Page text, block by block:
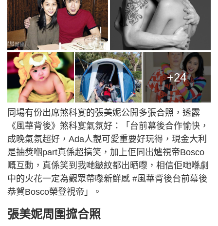
+24
同場有份出席煞科宴的張美妮公開多張合照，透露
《風華背後》煞科宴氣氛好：「台前幕後合作愉快，
成晚氣氛超好，Ada人靚可愛重要好玩得，現金大利
是抽獎嗰part真係超搞笑，加上佢同出爐視帝Bosco
嘅互動，真係笑到我哋皺紋都出晒嚟，相信佢哋喺劇
中的火花一定為觀眾帶嚟新鮮感 #風華背後台前幕後
恭賀Bosco榮登視帝」。
張美妮周圍搲合照